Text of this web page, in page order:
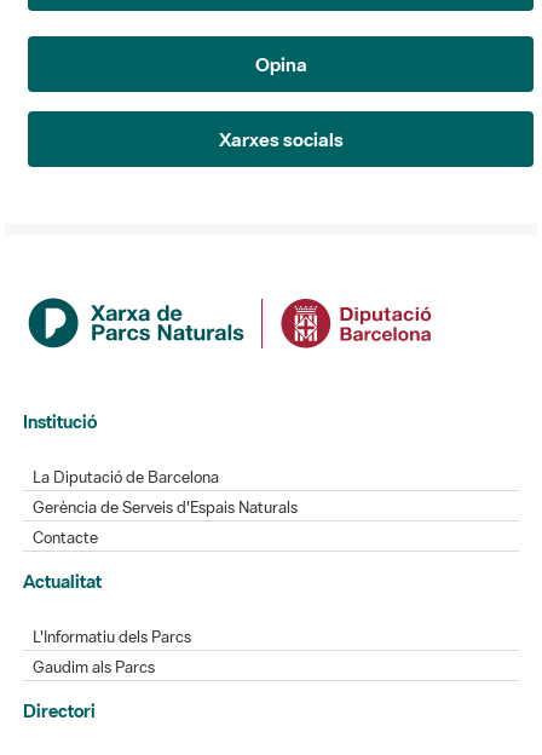
Opina
Xarxes socials
Institució
La Diputació de Barcelona
Gerència de Serveis d'Espais Naturals
Contacte
Actualitat
L'Informatiu dels Parcs
Gaudim als Parcs
Directori